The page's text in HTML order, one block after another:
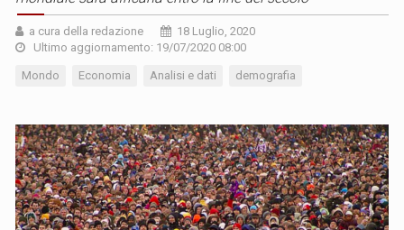
a cura della redazione
18 Luglio, 2020
Ultimo aggiornamento: 19/07/2020 08:00
Mondo Economia Analisi e dati demografia